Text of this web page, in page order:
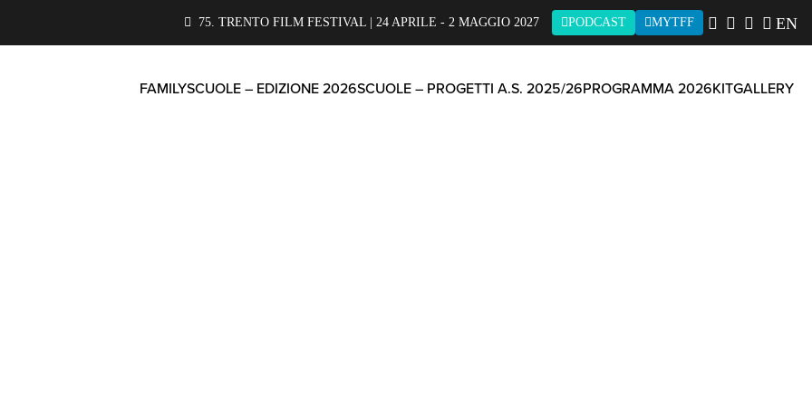
75. TRENTO FILM FESTIVAL | 24 APRILE - 2 MAGGIO 2027 PODCAST MYTFF EN
FAMILYSCUOLE – EDIZIONE 2026SCUOLE – PROGETTI A.S. 2025/26PROGRAMMA 2026KITGALLERY